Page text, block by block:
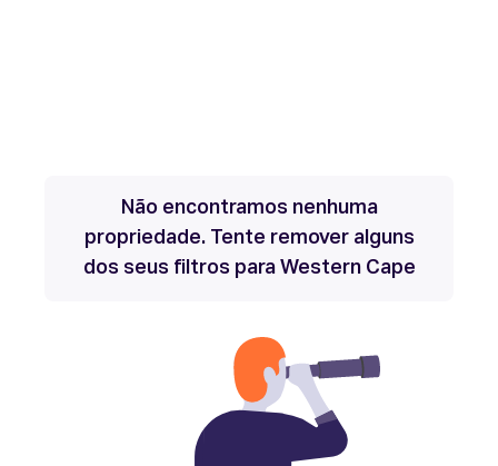
Não encontramos nenhuma
propriedade. Tente remover alguns
dos seus filtros para Western Cape